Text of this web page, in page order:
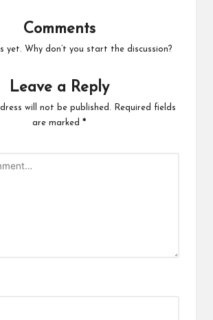
Comments
yet. Why don’t you start the discussion?
Leave a Reply
will not be published.
Required fields
are marked *